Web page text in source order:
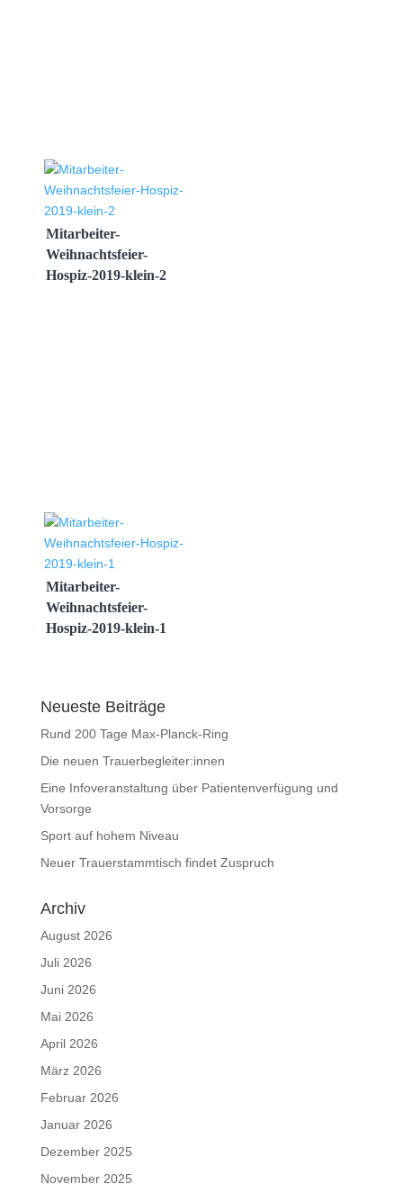
Mitarbeiter-
Weihnachtsfeier-
Hospiz-2019-klein-2
Mitarbeiter-
Weihnachtsfeier-
Hospiz-2019-klein-1
Neueste Beiträge
Rund 200 Tage Max-Planck-Ring
Die neuen Trauerbegleiter:innen
Eine Infoveranstaltung über Patientenverfügung und
Vorsorge
Sport auf hohem Niveau
Neuer Trauerstammtisch findet Zuspruch
Archiv
August 2026
Juli 2026
Juni 2026
Mai 2026
April 2026
März 2026
Februar 2026
Januar 2026
Dezember 2025
November 2025